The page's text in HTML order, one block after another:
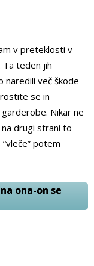
v preteklosti v
Ta teden jih
naredili več škode
se in
Nikar ne
drugi strani to
potem
ona-on se